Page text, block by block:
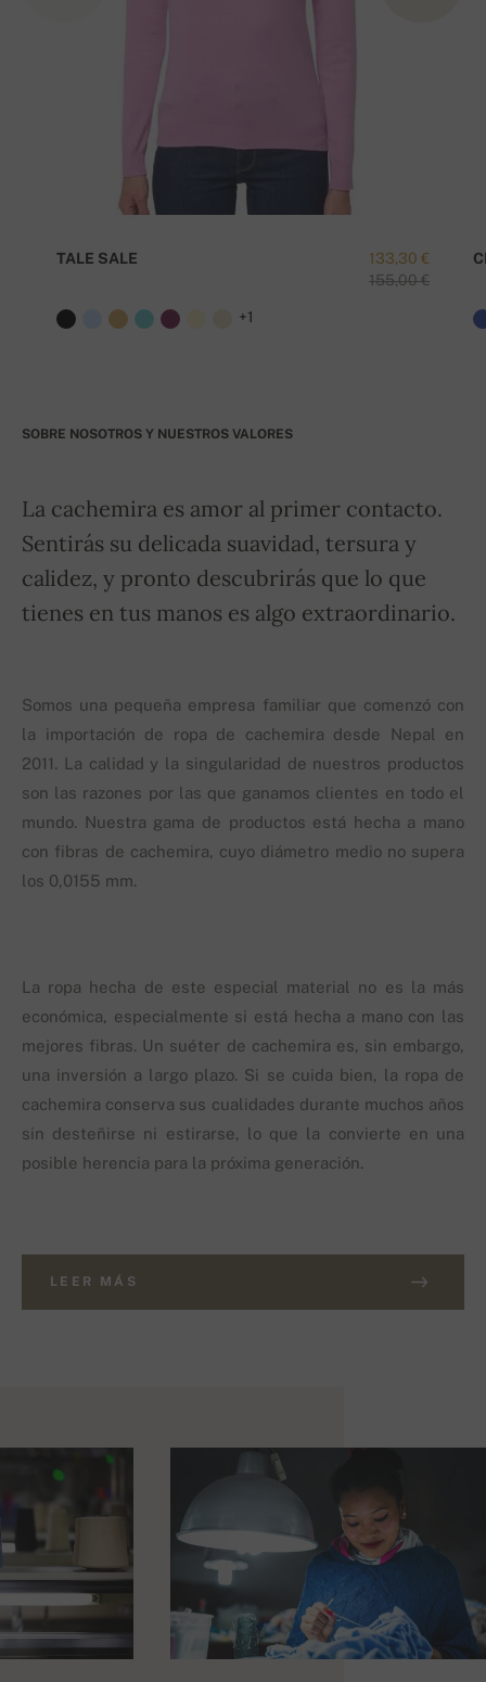
133,30 €
155,00 €
TALE SALE
+1
SOBRE NOSOTROS Y NUESTROS VALORES
La cachemira es amor al primer contacto.
Sentirás su delicada suavidad, tersura y
calidez, y pronto descubrirás que lo que
tienes en tus manos es algo extraordinario.
Somos una pequeña empresa familiar que comenzó con
la importación de ropa de cachemira desde Nepal en
2011. La calidad y la singularidad de nuestros productos
son las razones por las que ganamos clientes en todo el
mundo. Nuestra gama de productos está hecha a mano
con fibras de cachemira, cuyo diámetro medio no supera
los 0,0155 mm.
La ropa hecha de este especial material no es la más
económica, especialmente si está hecha a mano con las
mejores fibras. Un suéter de cachemira es, sin embargo,
una inversión a largo plazo. Si se cuida bien, la ropa de
cachemira conserva sus cualidades durante muchos años
sin desteñirse ni estirarse, lo que la convierte en una
posible herencia para la próxima generación.
LEER MÁS